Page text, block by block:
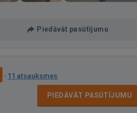
Piedāvāt pasūtījumu
· 11 atsauksmes
PIEDĀVĀT PASŪTĪJUMU